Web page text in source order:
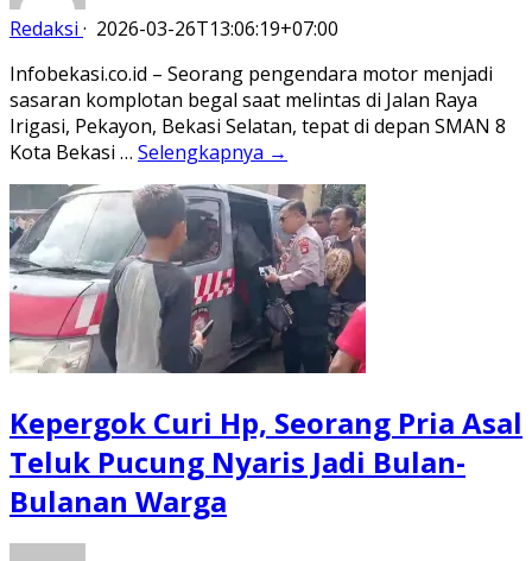
Redaksi · 2026-03-26T13:06:19+07:00
Infobekasi.co.id – Seorang pengendara motor menjadi
sasaran komplotan begal saat melintas di Jalan Raya
Irigasi, Pekayon, Bekasi Selatan, tepat di depan SMAN 8
Kota Bekasi … Selengkapnya →
Kepergok Curi Hp, Seorang Pria Asal
Teluk Pucung Nyaris Jadi Bulan-
Bulanan Warga